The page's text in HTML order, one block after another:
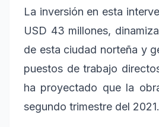
La inversión en esta
USD 43 millones,
de esta ciudad norteña y
puestos de trabajo
ha proyectado que la
segundo trimestre del 2021.